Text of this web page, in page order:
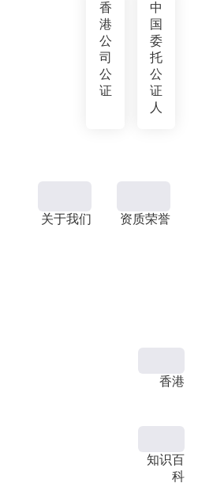
香
港
公
司
公
证
中
国
委
托
公
证
人
关于我们 资质荣誉
香港
知识百
科